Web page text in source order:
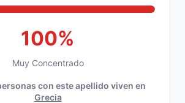
100%
Muy Concentrado
con este apellido viven en
Grecia